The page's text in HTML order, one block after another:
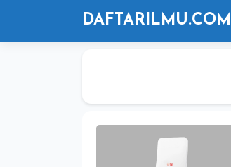
DAFTARILMU.COM